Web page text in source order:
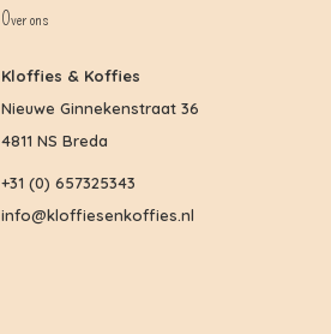
Over ons
Kloffies & Koffies
Nieuwe Ginnekenstraat 36
4811 NS Breda
+31 (0) 657325343
info@kloffiesenkoffies.nl